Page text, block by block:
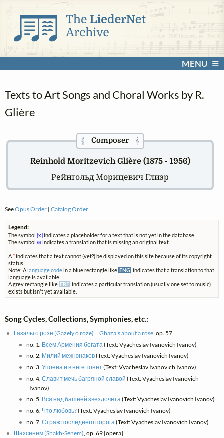
MENU
Texts to Art Songs and Choral Works by R.
Glière
𝄞Composer 𝄞
Reinhold Moritzevich Glière (1875 - 1956)
Рейнгольд Морицевич Глиэр
SeeOpus Order | Catalog Order
Legend:
The symbol[x]indicates a placeholder for a text that is not yet in the database.
The symbol ⊗indicates a translation that is missing an original text.
A*indicates that a text cannot (yet?) be displayed on this site because of its copyright
status.
Note: A language codein a blue rectangle like ENG indicates that a translation to that
language is available.
A grey rectangle like FRE indicates a particular translation (usually one set to music)
exists but isn't yet available.
Song Cycles, Collections, Symphonies, etc.:
Газэлы о розе (Gazely o roze) = Ghazals about a rose, op. 57
no. 1. Всем Армения богата (Text: Vyacheslav Ivanovich Ivanov)
no. 2. Милий меж юнаков(Text: Vyacheslav Ivanovich Ivanov)
no. 3. Упоена и в неге тонет(Text: Vyacheslav Ivanovich Ivanov)
no. 4. Славит мечь багряной славой (Text: Vyacheslav Ivanovich
Ivanov)
no. 5. Вся над башней звездочета(Text: Vyacheslav Ivanovich Ivanov)
no. 6. Что любовь?(Text: Vyacheslav Ivanovich Ivanov)
no. 7. Страж последнего порога (Text: Vyacheslav Ivanovich Ivanov)
Шахсенем (Shakh-Senem), op. 69 [opera]